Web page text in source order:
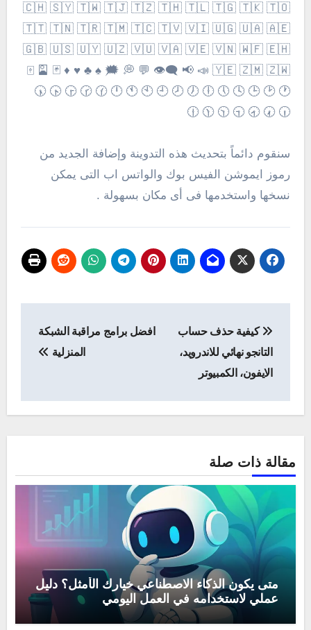
🇨🇭 🇸🇾 🇹🇼 🇹🇯 🇹🇿 🇹🇭 🇹🇱 🇹🇬 🇹🇰 🇹🇴
🇹🇹 🇹🇳 🇹🇷 🇹🇲 🇹🇨 🇹🇻 🇻🇮 🇺🇬 🇺🇦 🇦🇪
🇬🇧 🇺🇸 🇺🇾 🇺🇿 🇻🇺 🇻🇦 🇻🇪 🇻🇳 🇼🇫 🇪🇭
🇾🇪 🇿🇲 🇿🇼 📣 📢 👁‍🗨 💬 💭 🗯 ♠️ ♣️ ♥️ ♦️ 🃏 🎴 🀄️
🕐 🕑 🕒 🕓 🕔 🕕 🕖 🕗 🕘 🕙 🕚 🕛 🕜 🕝 🕞 🕟 🕠
🕡 🕢 🕣 🕤 🕥 🕦 🕧
سنقوم دائماً بتحديث هذه التدوينة وإضافة الجديد من
رموز ايموشن الفيس بوك والواتس اب التى يمكن
نسخها واستخدمها فى أى مكان بسهولة .
المقالات
كيفية حذف حساب
التانجو نهائي للاندرويد،
الايفون، الكمبيوتر
افضل برامج مراقبة الشبكة
المنزلية
مقالة ذات صلة
متى يكون الذكاء الاصطناعي خيارك الأمثل؟ دليل
عملي لاستخدامه في العمل اليومي